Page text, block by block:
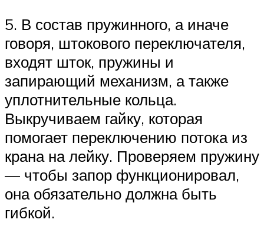
5. В состав пружинного, а иначе
говоря, штокового переключателя,
входят шток, пружины и
запирающий механизм, а также
уплотнительные кольца.
Выкручиваем гайку, которая
помогает переключению потока из
крана на лейку. Проверяем пружину
— чтобы запор функционировал,
она обязательно должна быть
гибкой.